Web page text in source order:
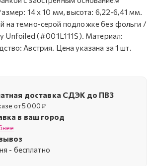
14 х 10 мм, высота: 6,22-6,41 мм.
на темно-серой подложке без фольги /
Unfoiled (#001L111S). Материал:
Австрия. Цена указана за 1 шт.
доставка СДЭК до ПВЗ
от 5 000 ₽
в ваш город
- бесплатно